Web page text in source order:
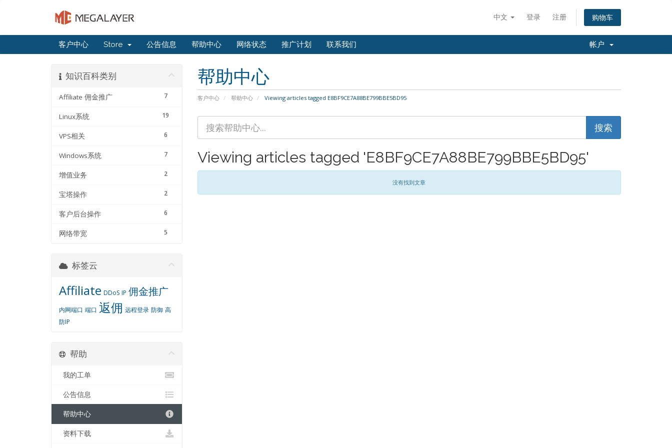
中文 登录 注册 购物车
客户中心 Store 公告信息 帮助中心 网络状态 推广计划 联系我们 帐户
帮助中心
客户中心 帮助中心 Viewing articles tagged E8BF9CE7A88BE799BBE5BD95
知识百科类别
7
Affiliate 佣金推广
19
Linux系统
6
VPS相关
7
Windows系统
2
增值业务
2
宝塔操作
6
客户后台操作
5
网络带宽
Viewing articles tagged 'E8BF9CE7A88BE799BBE5BD95'
没有找到文章
标签云
Affiliate DDoS IP 佣金推广
内网端口 端口 返佣 远程登录 防御 高
防IP
帮助
我的工单
公告信息
帮助中心
资料下载